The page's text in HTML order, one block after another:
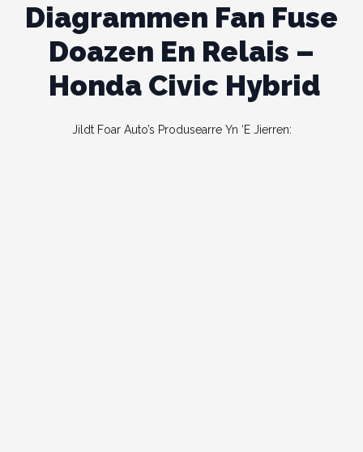
Diagrammen Fan Fuse
Doazen En Relais –
Honda Civic Hybrid
Jildt Foar Auto’s Produsearre Yn ‘e Jierren: